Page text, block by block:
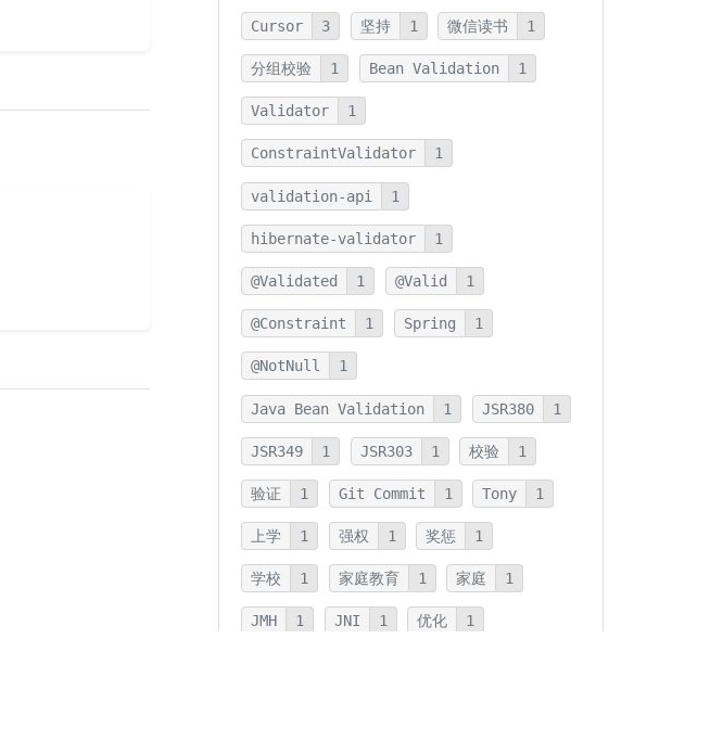
Cursor 3 坚持 1 微信读书 1
分组校验 1 Bean Validation 1
Validator 1
ConstraintValidator 1
validation-api 1
hibernate-validator 1
@Validated 1 @Valid 1
@Constraint 1 Spring 1
@NotNull 1
Java Bean Validation 1 JSR380 1
JSR349 1 JSR303 1 校验 1
验证 1 Git Commit 1 Tony 1
上学 1 强权 1 奖惩 1
学校 1 家庭教育 1 家庭 1
JMH 1 JNI 1 优化 1